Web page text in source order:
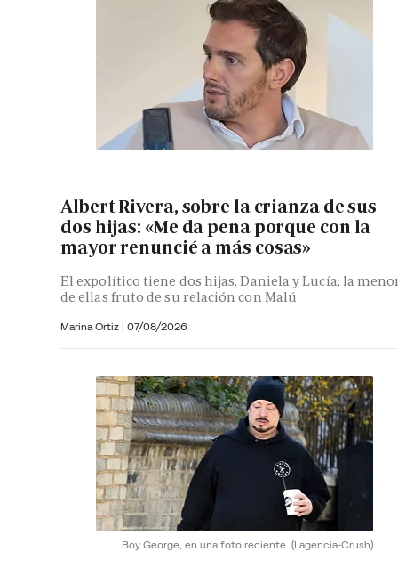
Albert Rivera, sobre la crianza de sus
dos hijas: «Me da pena porque con la
mayor renuncié a más cosas»
El expolítico tiene dos hijas, Daniela y Lucía, la
de ellas fruto de su relación con Malú
Marina Ortiz | 07/08/2026
Boy George, en una foto reciente. (Lagencia-Crush)